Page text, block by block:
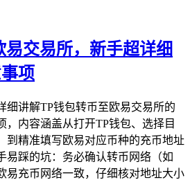
交易所，新手超详细
项
细讲解TP钱包转币至欧易交易所的
，内容涵盖从打开TP钱包、选择目
到精准填写欧易对应币种的充币地址
易踩的坑：务必确认转币网络（如
易充币网络一致，仔细核对地址大小